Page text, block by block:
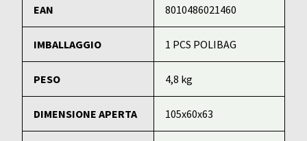
EAN 8010486021460
IMBALLAGGIO 1 PCS POLIBAG
PESO 4,8 kg
DIMENSIONE APERTA 105x60x63